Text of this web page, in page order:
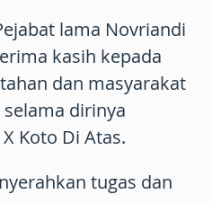
lama Novriandi
kasih kepada
dan masyarakat
dirinya
Koto Di Atas.
tugas dan